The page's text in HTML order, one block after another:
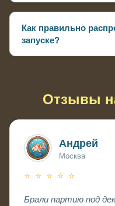
прозрачность воды
Как правильно
запуске?
Отзывы
Андрей
Москва
⭐ ⭐ ⭐ ⭐ ⭐
Брали партию под